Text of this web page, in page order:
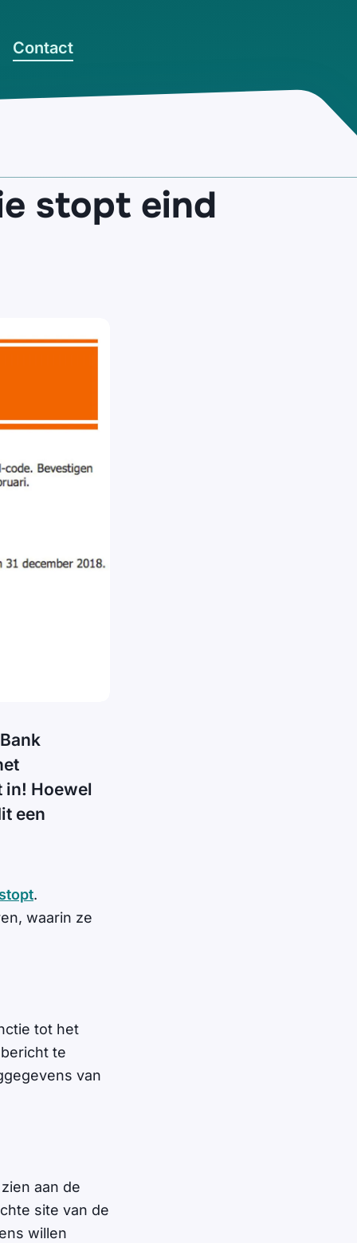
Contact
stopt eind
in! Hoewel
een
.
waarin ze
tot het
te
van
aan de
site van de
willen